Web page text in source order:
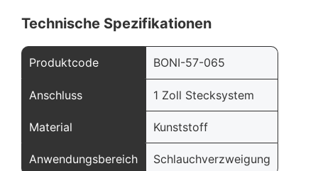
Technische Spezifikationen
Produktcode BONI-57-065
Anschluss 1 Zoll Stecksystem
Material Kunststoff
Anwendungsbereich Schlauchverzweigung